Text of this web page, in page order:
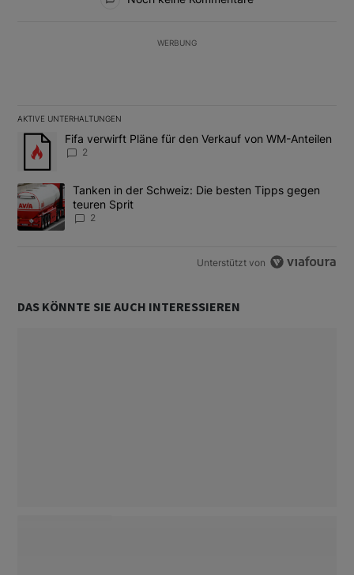
WERBUNG
AKTIVE UNTERHALTUNGEN
Das Folgende ist eine Liste der am meisten kommentierten
Ein Trendartikel mit dem Titel "Fifa verwirft Pläne für den
Fifa verwirft Pläne für den Verkauf von WM-Anteilen
2
Ein Trendartikel mit dem Titel "Tanken in der Schweiz: Die
Tanken in der Schweiz: Die besten Tipps gegen
teuren Sprit
2
Unterstützt von
DAS KÖNNTE SIE AUCH INTERESSIEREN